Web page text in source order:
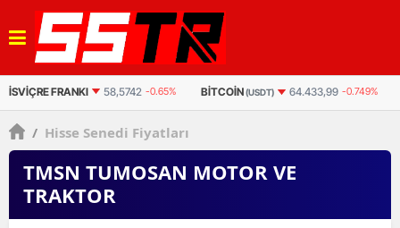
BITCOIN(USDT) 64.433,99 -0.749% BITCOIN(TL) 3.063.546 -0.625%
/ Hisse Senedi Fiyatları
TMSN TUMOSAN MOTOR VE
TRAKTOR